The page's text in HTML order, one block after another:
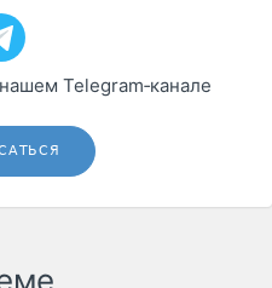
Telegram‑канале